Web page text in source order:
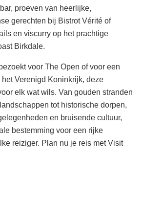
proeven van heerlijke,
gerechten bij Bistrot Vérité of
en viscurry op het prachtige
Birkdale.
voor The Open of voor een
Verenigd Koninkrijk, deze
elk wat wils. Van gouden stranden
tot historische dorpen,
en bruisende cultuur,
bestemming voor een rijke
reiziger. Plan nu je reis met Visit